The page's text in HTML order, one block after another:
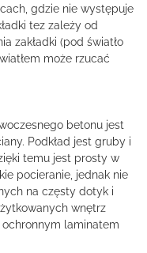
gdzie nie występuje
tez zależy od
zakładki (pod światło
może rzucać
betonu jest
Podkład jest gruby i
temu jest prosty w
pocieranie, jednak nie
na częsty dotyk i
wnętrz
laminatem